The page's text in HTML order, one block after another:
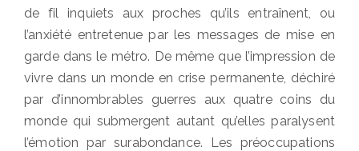
de fil inquiets aux proches qu’ils entraînent, ou
l’anxiété entretenue par les messages de mise en
garde dans le métro. De même que l’impression de
vivre dans un monde en crise permanente, déchiré
par d’innombrables guerres aux quatre coins du
monde qui submergent autant qu’elles paralysent
l’émotion par surabondance. Les préoccupations